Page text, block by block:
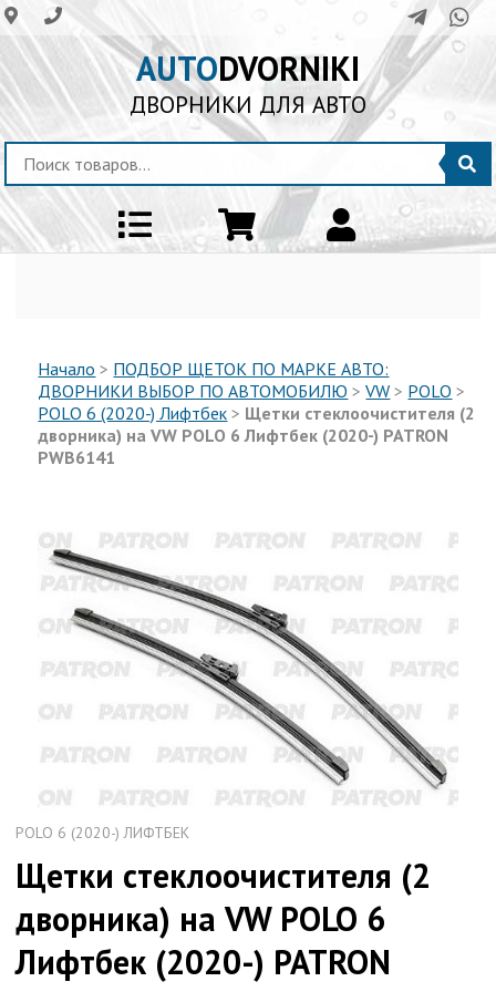
AUTODVORNIKI
ДВОРНИКИ ДЛЯ АВТО
Начало > ПОДБОР ЩЕТОК ПО МАРКЕ АВТО:
ДВОРНИКИ ВЫБОР ПО АВТОМОБИЛЮ >VW > POLO >
POLO 6 (2020-) Лифтбек > Щетки стеклоочистителя (2
дворника) на VW POLO 6 Лифтбек (2020-) PATRON
PWB6141
POLO 6 (2020-) ЛИФТБЕК
Щетки стеклоочистителя (2
дворника) на VW POLO 6
Лифтбек (2020-) PATRON